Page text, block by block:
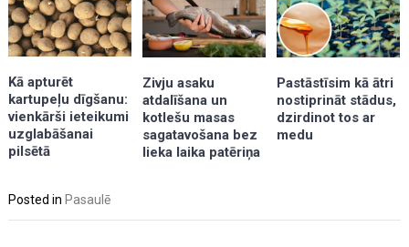
Kā apturēt
kartupeļu dīgšanu:
vienkārši ieteikumi
uzglabāšanai
pilsētā
Zivju asaku
atdalīšana un
kotlešu masas
sagatavošana bez
lieka laika patēriņa
Pastāstīsim kā ātri
nostiprināt stādus,
dzirdinot tos ar
medu
Posted in Pasaulē